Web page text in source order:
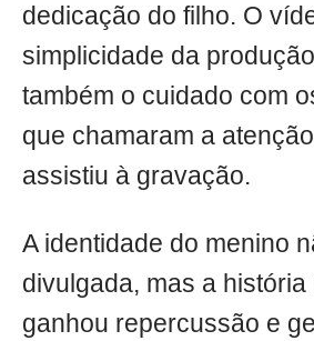
dedicação do filho. O
simplicidade da
também o cuidado com
que chamaram a
assistiu à gravação.
A identidade do menino
divulgada, mas a história
ganhou repercussão e